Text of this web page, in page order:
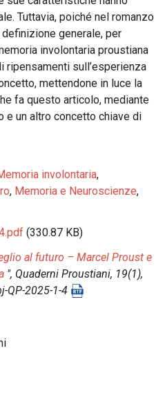
Tuttavia, poiché nel romanzo
generale, per
involontaria proustiana
ripensamenti sull’esperienza
mettendone in luce la
fa questo articolo, mediante
e un altro concetto chiave di
involontaria,
, Memoria e Neuroscienze,
(330.87 KB)
al futuro – Marcel Proust e
", Quaderni Proustiani, 19(1),
QP-2025-1-4